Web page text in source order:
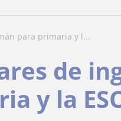
para primaria y l...
de
y la